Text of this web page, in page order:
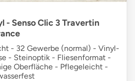
- Senso Clic 3 Travertin
- 32 Gewerbe (normal) - Vinyl-
- Steinoptik - Fliesenformat -
Oberfläche - Pflegeleicht -